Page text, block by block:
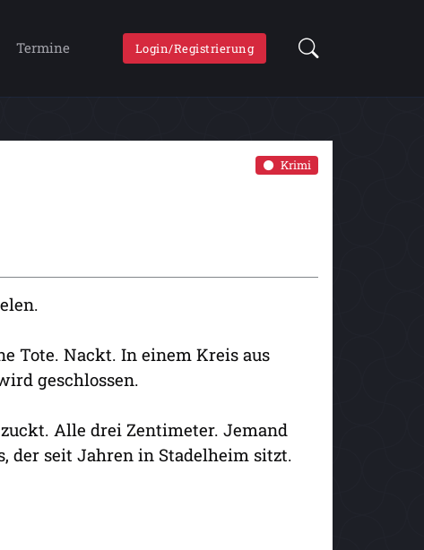
Termine Login/Registrierung
Krimi
Tote. Nackt. In einem Kreis aus
geschlossen.
Alle drei Zentimeter. Jemand
der seit Jahren in Stadelheim sitzt.